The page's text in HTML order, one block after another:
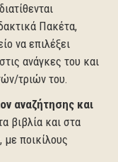
Πακέτα,
να επιλέξει
ανάγκες του και
τριών του.
αναζήτησης και
βιβλία και στα
με ποικίλους